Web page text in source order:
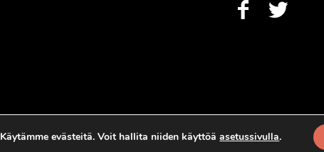
Käytämme evästeitä. Voit hallita niiden käyttöäasetussivulla.